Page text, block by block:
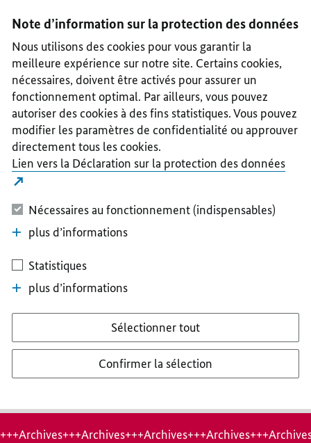
II
III
IV
V
Note d’information sur la protection des données
Nous utilisons des cookies pour vous garantir la
meilleure expérience sur notre site. Certains cookies,
nécessaires, doivent être activés pour assurer un
fonctionnement optimal. Par ailleurs, vous pouvez
autoriser des cookies à des fins statistiques. Vous pouvez
modifier les paramètres de confidentialité ou approuver
directement tous les cookies.
Lien vers la Déclaration sur la protection des données
Nécessaires au fonctionnement (indispensables)
plus d’informations
Statistiques
plus d’informations
Sélectionner tout
Confirmer la sélection